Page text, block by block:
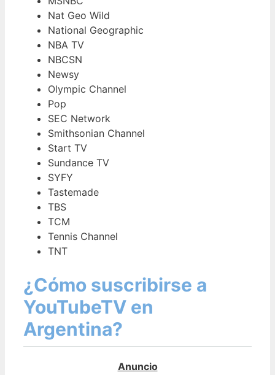
Nat Geo Wild
National Geographic
NBA TV
NBCSN
Newsy
Olympic Channel
Pop
SEC Network
Smithsonian Channel
Start TV
Sundance TV
SYFY
Tastemade
TBS
TCM
Tennis Channel
TNT
¿Cómo suscribirse a
YouTubeTV en
Argentina?